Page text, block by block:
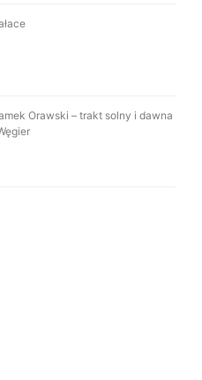
Orawski – trakt solny i dawna